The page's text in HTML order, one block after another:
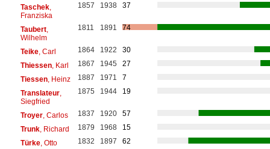
Taschek,
Franziska
1857 1938 37
Taubert,
Wilhelm
1811 1891 74
Teike, Carl 1864 1922
30
Thiessen, Karl 1867 1945
27
Tiessen, Heinz 1887 1971
7
Translateur,
Siegfried
1875 1944 19
Troyer, Carlos 1837 1920
57
Trunk, Richard 1879 1968
15
Türke, Otto 1832 1897
62